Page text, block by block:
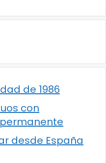
de 1986
con
desde España